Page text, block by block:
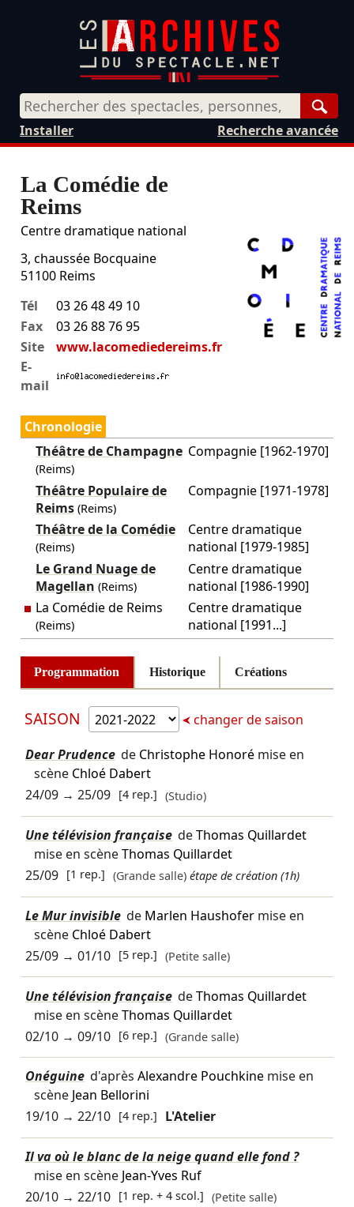
Recherche avancée
Installer
La Comédie de
Reims
Centre dramatique national
3, chaussée Bocquaine
51100 Reims
Tél
03 26 48 49 10
Fax
03 26 88 76 95
Site
www.lacomediedereims.fr
E-
mail
Chronologie
Théâtre de Champagne
(Reims)
Compagnie [1962-1970]
Théâtre Populaire de
Reims(Reims)
Compagnie [1971-1978]
Théâtre de la Comédie
(Reims)
Centre dramatique
national [1979-1985]
Le Grand Nuage de
Magellan (Reims)
Centre dramatique
national [1986-1990]
La Comédie de Reims
(Reims)
Centre dramatique
national [1991...]
Programmation Historique Créations
SAISON changer de saison
Dear Prudence de Christophe Honorémise en
scène Chloé Dabert
24/09→ 25/09 [4 rep.] (Studio)
Une télévision française deThomas Quillardet
mise en scèneThomas Quillardet
25/09 [1 rep.] (Grande salle) étape de création (1h)
Le Mur invisible de Marlen Haushofermise en
scène Chloé Dabert
25/09→ 01/10 [5 rep.] (Petite salle)
Une télévision française deThomas Quillardet
mise en scèneThomas Quillardet
02/10→ 09/10 [6 rep.] (Grande salle)
Onéguine d'après Alexandre Pouchkinemise en
scène Jean Bellorini
19/10→ 22/10 [4 rep.] L'Atelier
Il va où le blanc de la neige quand elle fond ?
mise en scène Jean-Yves Ruf
20/10→ 22/10 [1 rep. + 4 scol.] (Petite salle)